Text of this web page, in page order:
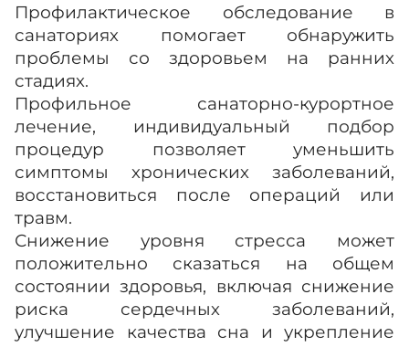
Профилактическое обследование в
санаториях помогает обнаружить
проблемы со здоровьем на ранних
стадиях.
Профильное санаторно-курортное
лечение, индивидуальный подбор
процедур позволяет уменьшить
симптомы хронических заболеваний,
восстановиться после операций или
травм.
Снижение уровня стресса может
положительно сказаться на общем
состоянии здоровья, включая снижение
риска сердечных заболеваний,
улучшение качества сна и укрепление